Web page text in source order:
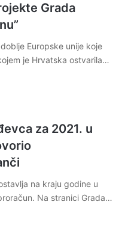
Grada
Europske unije koje
je Hrvatska ostvarila…
za 2021. u
na kraju godine u
Na stranici Grada…